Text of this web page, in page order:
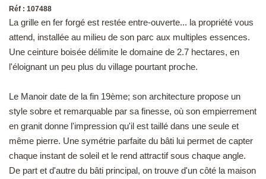
CONTACT
Réf : 107488
La grille en fer forgé est restée entre-ouverte... la propriété vous
attend, installée au milieu de son parc aux multiples essences.
Une ceinture boisée délimite le domaine de 2.7 hectares, en
l'éloignant un peu plus du village pourtant proche.
Le Manoir date de la fin 19ème; son architecture propose un
style sobre et remarquable par sa finesse, où son empierrement
en granit donne l'impression qu'il est taillé dans une seule et
même pierre. Une symétrie parfaite du bâti lui permet de capter
chaque instant de soleil et le rend attractif sous chaque angle.
De part et d'autre du bâti principal, on trouve d'un côté la maison